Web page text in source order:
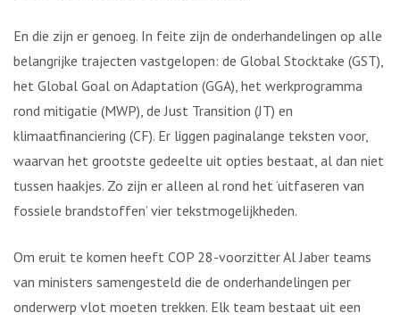
En die zijn er genoeg. In feite zijn de onderhandelingen op alle
belangrijke trajecten vastgelopen: de Global Stocktake (GST),
het Global Goal on Adaptation (GGA), het werkprogramma
rond mitigatie (MWP), de Just Transition (JT) en
klimaatfinanciering (CF). Er liggen paginalange teksten voor,
waarvan het grootste gedeelte uit opties bestaat, al dan niet
tussen haakjes. Zo zijn er alleen al rond het ‘uitfaseren van
fossiele brandstoffen’ vier tekstmogelijkheden.
Om eruit te komen heeft COP 28-voorzitter Al Jaber teams
van ministers samengesteld die de onderhandelingen per
onderwerp vlot moeten trekken. Elk team bestaat uit een